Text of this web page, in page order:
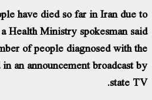
have died so far in Iran due to
Health Ministry spokesman said
of people diagnosed with the
an announcement broadcast by
state TV.